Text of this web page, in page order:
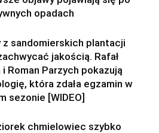
opadach
z sandomierskich plantacji
jakością. Rafał
i Roman Parzych pokazują
która zdała egzamin w
sezonie [WIDEO]
chmielowiec szybko